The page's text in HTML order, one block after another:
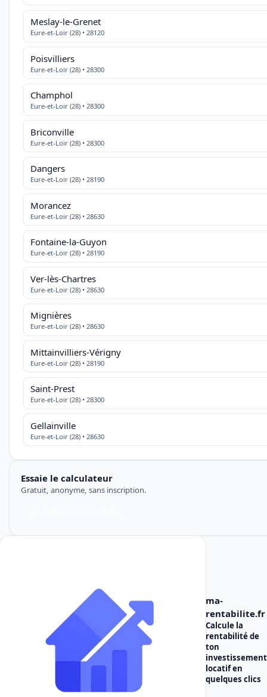
Meslay-le-Grenet
Eure-et-Loir (28) • 28120
Poisvilliers
Eure-et-Loir (28) • 28300
Champhol
Eure-et-Loir (28) • 28300
Briconville
Eure-et-Loir (28) • 28300
Dangers
Eure-et-Loir (28) • 28190
Morancez
Eure-et-Loir (28) • 28630
Fontaine-la-Guyon
Eure-et-Loir (28) • 28190
Ver-lès-Chartres
Eure-et-Loir (28) • 28630
Mignières
Eure-et-Loir (28) • 28630
Mittainvilliers-Vérigny
Eure-et-Loir (28) • 28190
Saint-Prest
Eure-et-Loir (28) • 28300
Gellainville
Eure-et-Loir (28) • 28630
Essaie le calculateur
Gratuit, anonyme, sans inscription.
ma-
rentabilite.fr
Calcule la
rentabilité de
ton
investissement
locatifen
quelques clics